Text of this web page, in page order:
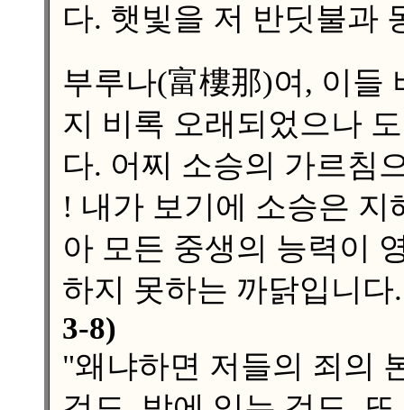
다. 햇빛을 저 반딧불과
부루나(富樓那)여, 이들
지 비록 오래되었으나
다. 어찌 소승의 가르침
! 내가 보기에 소승은
아 모든 중생의 능력이
하지 못하는 까닭입니다
3-8)
"왜냐하면 저들의 죄의